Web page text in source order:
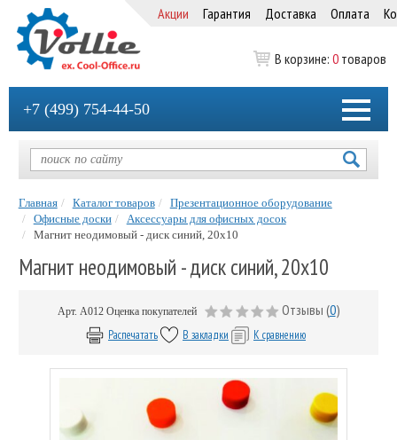
Акции Гарантия Доставка Оплата
В корзине: 0 товаров
+7 (499) 754-44-50
Главная Каталог товаров
Презентационное оборудование
Офисные доски
Аксессуары для офисных досок
Магнит неодимовый - диск синий, 20х10
Магнит неодимовый - диск синий, 20х10
Арт. А012 Оценка покупателей Отзывы (0)
Распечатать В закладки К сравнению